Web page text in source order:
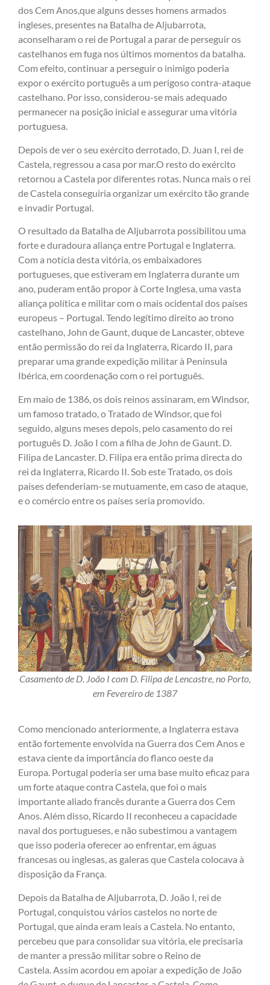
dos Cem Anos,que alguns desses homens armados
ingleses, presentes na Batalha de Aljubarrota,
aconselharam o rei de Portugal a parar de perseguir os
castelhanos em fuga nos últimos momentos da batalha.
Com efeito, continuar a perseguir o inimigo poderia
expor o exército português a um perigoso contra-ataque
castelhano. Por isso, considerou-se mais adequado
permanecer na posição inicial e assegurar uma vitória
portuguesa.
Depois de ver o seu exército derrotado, D. Juan I, rei de
Castela, regressou a casa por mar.O resto do exército
retornou a Castela por diferentes rotas. Nunca mais o rei
de Castela conseguiria organizar um exército tão grande
e invadir Portugal.
O resultado da Batalha de Aljubarrota possibilitou uma
forte e duradoura aliança entre Portugal e Inglaterra.
Com a notícia desta vitória, os embaixadores
portugueses, que estiveram em Inglaterra durante um
ano, puderam então propor à Corte Inglesa, uma vasta
aliança política e militar com o mais ocidental dos países
europeus – Portugal. Tendo legítimo direito ao trono
castelhano, John de Gaunt, duque de Lancaster, obteve
então permissão do rei da Inglaterra, Ricardo II, para
preparar uma grande expedição militar à Península
Ibérica, em coordenação com o rei português.
Em maio de 1386, os dois reinos assinaram, em Windsor,
um famoso tratado, o Tratado de Windsor, que foi
seguido, alguns meses depois, pelo casamento do rei
português D. João I com a filha de John de Gaunt. D.
Filipa de Lancaster. D. Filipa era então prima directa do
rei da Inglaterra, Ricardo II. Sob este Tratado, os dois
países defenderiam-se mutuamente, em caso de ataque,
e o comércio entre os países seria promovido.
Casamento de D. João I com D. Filipa de Lencastre, no Porto,
em Fevereiro de 1387
Como mencionado anteriormente, a Inglaterra estava
então fortemente envolvida na Guerra dos Cem Anos e
estava ciente da importância do flanco oeste da
Europa. Portugal poderia ser uma base muito eficaz para
um forte ataque contra Castela, que foi o mais
importante aliado francês durante a Guerra dos Cem
Anos. Além disso, Ricardo II reconheceu a capacidade
naval dos portugueses, e não subestimou a vantagem
que isso poderia oferecer ao enfrentar, em águas
francesas ou inglesas, as galeras que Castela colocava à
disposição da França.
Depois da Batalha de Aljubarrota, D. João I, rei de
Portugal, conquistou vários castelos no norte de
Portugal, que ainda eram leais a Castela. No entanto,
percebeu que para consolidar sua vitória, ele precisaria
de manter a pressão militar sobre o Reino de
Castela. Assim acordou em apoiar a expedição de João